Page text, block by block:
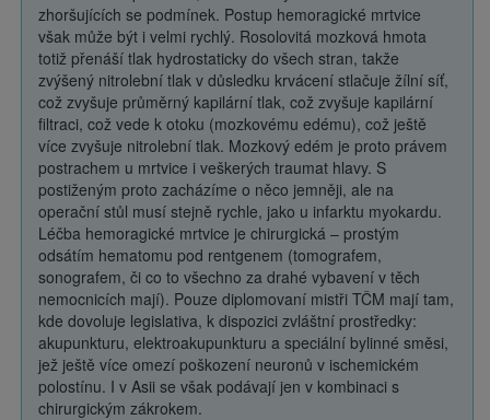
zhoršujících se podmínek. Postup hemoragické mrtvice
však může být i velmi rychlý. Rosolovitá mozková hmota
totiž přenáší tlak hydrostaticky do všech stran, takže
zvýšený nitrolební tlak v důsledku krvácení stlačuje žílní síť,
což zvyšuje průměrný kapilární tlak, což zvyšuje kapilární
filtraci, což vede k otoku (mozkovému edému), což ještě
více zvyšuje nitrolební tlak. Mozkový edém je proto právem
postrachem u mrtvice i veškerých traumat hlavy. S
postiženým proto zacházíme o něco jemněji, ale na
operační stůl musí stejně rychle, jako u infarktu myokardu.
Léčba hemoragické mrtvice je chirurgická – prostým
odsátím hematomu pod rentgenem (tomografem,
sonografem, či co to všechno za drahé vybavení v těch
nemocnicích mají). Pouze diplomovaní mistři TČM mají tam,
kde dovoluje legislativa, k dispozici zvláštní prostředky:
akupunkturu, elektroakupunkturu a speciální bylinné směsi,
jež ještě více omezí poškození neuronů v ischemickém
polostínu. I v Asii se však podávají jen v kombinaci s
chirurgickým zákrokem.